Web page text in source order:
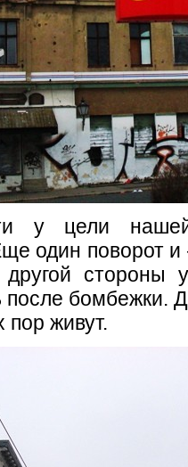
у цели нашей
один поворот
стороны
бомбежки.
пор живут.